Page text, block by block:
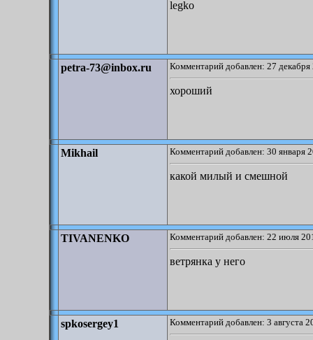
legko
petra-73@inbox.ru Комментарий добавлен: 27
хороший
Mikhail Комментарий добавлен: 30 января
какой милый и смешной
TIVANENKO Комментарий добавлен: 22 июля
ветрянка у него
spkosergey1 Комментарий добавлен: 3 августа